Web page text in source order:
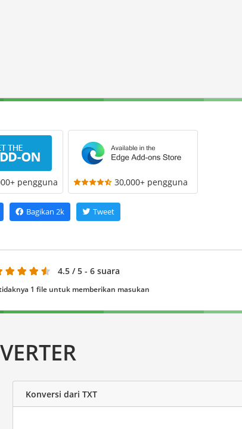
pengguna 30,000+ pengguna
Bagikan 2k Tweet
4.5 / 5 - 6 suara
1 file untuk memberikan masukan
Konversi dari TXT